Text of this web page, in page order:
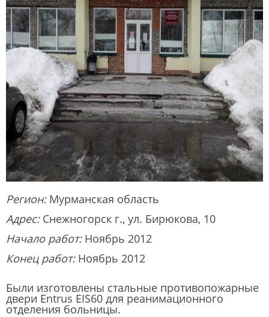
Регион:Мурманская область
Адрес:Снежногорск г., ул. Бирюкова, 10
Начало работ:Ноябрь 2012
Конец работ:Ноябрь 2012
Были изготовлены стальные противопожарные
двери Entrus EIS60 для реанимационного
отделения больницы.